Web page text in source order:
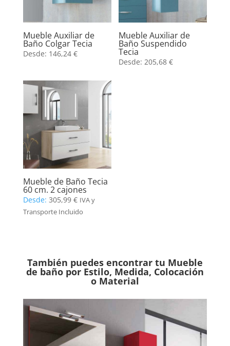
Mueble Auxiliar de
Baño Colgar Tecia
Desde: 146,24 €
Mueble Auxiliar de
Baño Suspendido
Tecia
Desde: 205,68€
Mueble de Baño Tecia
60 cm. 2 cajones
Desde: 305,99 € IVA y
Transporte Incluido
También puedes encontrar tu Mueble
de baño por Estilo, Medida, Colocación
o Material